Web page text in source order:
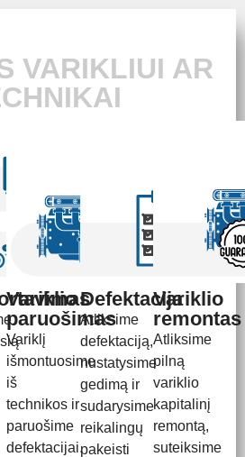
VARIKLIUI AR
Variklio
paruošimas
Variklį
išmontuosime
iš
technikos ir
paruošime
defektacijai.
Defektacija
Atliksime
defektaciją,
nustatysime
gedimą ir
sudarysime
reikalingų
pakeisti
Variklio
remontas
Atliksime
pilną
variklio
kapitalinį
remontą,
suteiksime